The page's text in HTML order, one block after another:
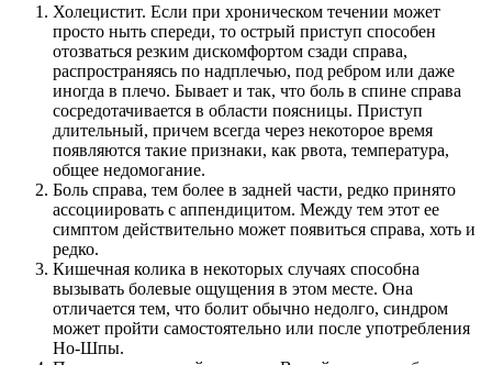
Холецистит. Если при хроническом течении может
просто ныть спереди, то острый приступ способен
отозваться резким дискомфортом сзади справа,
распространяясь по надплечью, под ребром или даже
иногда в плечо. Бывает и так, что боль в спине справа
сосредотачивается в области поясницы. Приступ
длительный, причем всегда через некоторое время
появляются такие признаки, как рвота, температура,
общее недомогание.
Боль справа, тем более в задней части, редко принято
ассоциировать с аппендицитом. Между тем этот ее
симптом действительно может появиться справа, хоть и
редко.
Кишечная колика в некоторых случаях способна
вызывать болевые ощущения в этом месте. Она
отличается тем, что болит обычно недолго, синдром
может пройти самостоятельно или после употребления
Но-Шпы.